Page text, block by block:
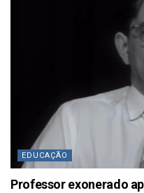
EDUCAÇÃO
Professor exonerado